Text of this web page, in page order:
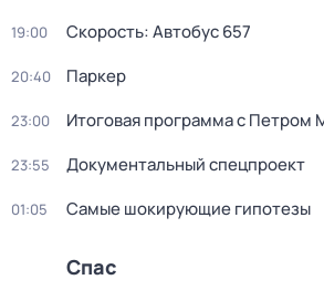
19:00 Скорость: Автобус 657
20:40 Пapкер
23:00 Итоговая программа с Петром
23:55 Документальный спецпроект
01:05 Самые шoкиpующие гипотезы
Спас